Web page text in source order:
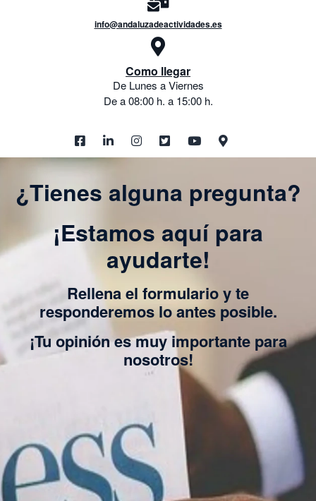
info@andaluzadeactividades.es
Como llegar
De Lunes a Viernes
De a 08:00 h. a 15:00 h.
¿Tienes alguna pregunta?
¡Estamos aquí para
ayudarte!
Rellena el formulario y te
responderemos lo antes posible.
¡Tu opinión es muy importante para
nosotros!